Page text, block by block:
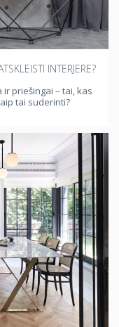
INTERJERE?
priešingai – tai, kas
tai suderinti?